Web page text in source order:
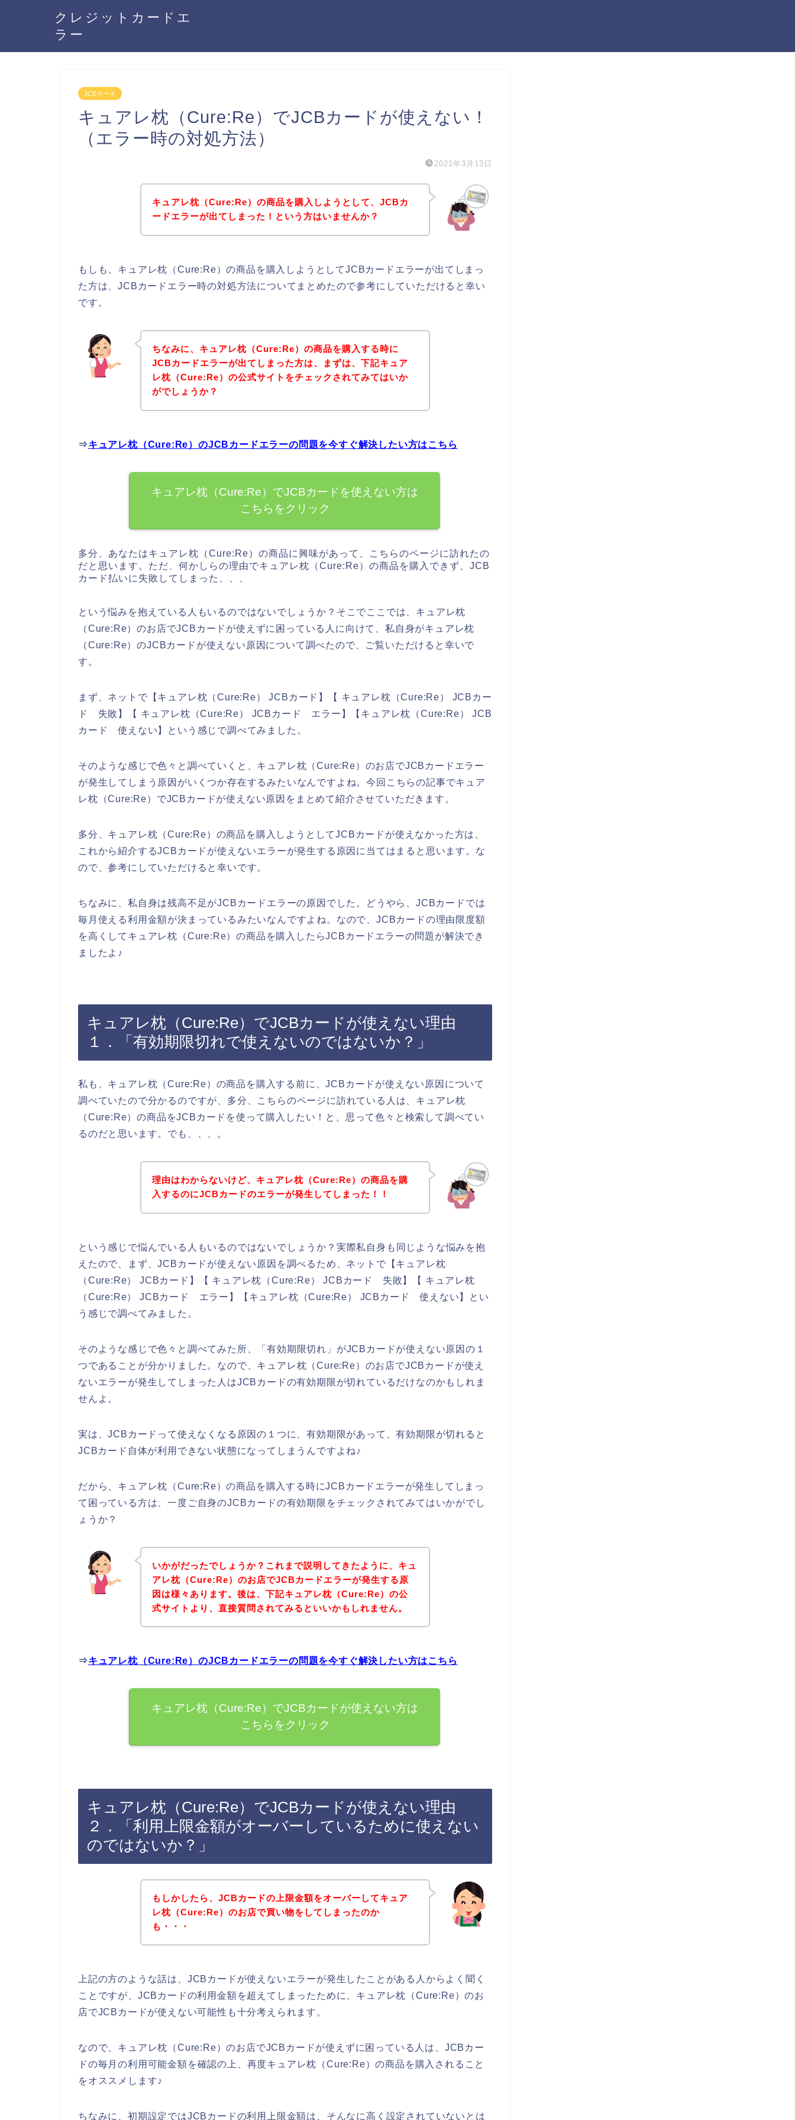
クレジットカードエ
ラー
JCBカード
キュアレ枕（Cure:Re）でJCBカードが使えない！
（エラー時の対処方法）
2021年3月13日
キュアレ枕（Cure:Re）の商品を購入しようとして、JCBカ
ードエラーが出てしまった！という方はいませんか？
もしも、キュアレ枕（Cure:Re）の商品を購入しようとしてJCBカードエラーが出てしまっ
た方は、JCBカードエラー時の対処方法についてまとめたので参考にしていただけると幸い
です。
ちなみに、キュアレ枕（Cure:Re）の商品を購入する時に
JCBカードエラーが出てしまった方は、まずは、下記キュア
レ枕（Cure:Re）の公式サイトをチェックされてみてはいか
がでしょうか？
⇒キュアレ枕（Cure:Re）のJCBカードエラーの問題を今すぐ解決したい方はこちら
キュアレ枕（Cure:Re）でJCBカードを使えない方は
こちらをクリック
多分、あなたはキュアレ枕（Cure:Re）の商品に興味があって、こちらのページに訪れたの
だと思います。ただ、何かしらの理由でキュアレ枕（Cure:Re）の商品を購入できず、JCB
カード払いに失敗してしまった、、、
という悩みを抱えている人もいるのではないでしょうか？そこでここでは、キュアレ枕
（Cure:Re）のお店でJCBカードが使えずに困っている人に向けて、私自身がキュアレ枕
（Cure:Re）のJCBカードが使えない原因について調べたので、ご覧いただけると幸いで
す。
まず、ネットで【キュアレ枕（Cure:Re） JCBカード】【 キュアレ枕（Cure:Re） JCBカー
ド 失敗】【 キュアレ枕（Cure:Re） JCBカード エラー】【キュアレ枕（Cure:Re） JCB
カード 使えない】という感じで調べてみました。
そのような感じで色々と調べていくと、キュアレ枕（Cure:Re）のお店でJCBカードエラー
が発生してしまう原因がいくつか存在するみたいなんですよね。今回こちらの記事でキュア
レ枕（Cure:Re）でJCBカードが使えない原因をまとめて紹介させていただきます。
多分、キュアレ枕（Cure:Re）の商品を購入しようとしてJCBカードが使えなかった方は、
これから紹介するJCBカードが使えないエラーが発生する原因に当てはまると思います。な
ので、参考にしていただけると幸いです。
ちなみに、私自身は残高不足がJCBカードエラーの原因でした。どうやら、JCBカードでは
毎月使える利用金額が決まっているみたいなんですよね。なので、JCBカードの理由限度額
を高くしてキュアレ枕（Cure:Re）の商品を購入したらJCBカードエラーの問題が解決でき
ましたよ♪
キュアレ枕（Cure:Re）でJCBカードが使えない理由
１．「有効期限切れで使えないのではないか？」
私も、キュアレ枕（Cure:Re）の商品を購入する前に、JCBカードが使えない原因について
調べていたので分かるのですが、多分、こちらのページに訪れている人は、キュアレ枕
（Cure:Re）の商品をJCBカードを使って購入したい！と、思って色々と検索して調べてい
るのだと思います。でも、、、。
理由はわからないけど、キュアレ枕（Cure:Re）の商品を購
入するのにJCBカードのエラーが発生してしまった！！
という感じで悩んでいる人もいるのではないでしょうか？実際私自身も同じような悩みを抱
えたので、まず、JCBカードが使えない原因を調べるため、ネットで【キュアレ枕
（Cure:Re） JCBカード】【 キュアレ枕（Cure:Re） JCBカード 失敗】【 キュアレ枕
（Cure:Re） JCBカード エラー】【キュアレ枕（Cure:Re） JCBカード 使えない】とい
う感じで調べてみました。
そのような感じで色々と調べてみた所、「有効期限切れ」がJCBカードが使えない原因の１
つであることが分かりました。なので、キュアレ枕（Cure:Re）のお店でJCBカードが使え
ないエラーが発生してしまった人はJCBカードの有効期限が切れているだけなのかもしれま
せんよ。
実は、JCBカードって使えなくなる原因の１つに、有効期限があって、有効期限が切れると
JCBカード自体が利用できない状態になってしまうんですよね♪
だから、キュアレ枕（Cure:Re）の商品を購入する時にJCBカードエラーが発生してしまっ
て困っている方は、一度ご自身のJCBカードの有効期限をチェックされてみてはいかがでし
ょうか？
いかがだったでしょうか？これまで説明してきたように、キュ
アレ枕（Cure:Re）のお店でJCBカードエラーが発生する原
因は様々あります。後は、下記キュアレ枕（Cure:Re）の公
式サイトより、直接質問されてみるといいかもしれません。
⇒キュアレ枕（Cure:Re）のJCBカードエラーの問題を今すぐ解決したい方はこちら
キュアレ枕（Cure:Re）でJCBカードが使えない方は
こちらをクリック
キュアレ枕（Cure:Re）でJCBカードが使えない理由
２．「利用上限金額がオーバーしているために使えない
のではないか？」
もしかしたら、JCBカードの上限金額をオーバーしてキュア
レ枕（Cure:Re）のお店で買い物をしてしまったのか
も・・・
上記の方のような話は、JCBカードが使えないエラーが発生したことがある人からよく聞く
ことですが、JCBカードの利用金額を超えてしまったために、キュアレ枕（Cure:Re）のお
店でJCBカードが使えない可能性も十分考えられます。
なので、キュアレ枕（Cure:Re）のお店でJCBカードが使えずに困っている人は、JCBカー
ドの毎月の利用可能金額を確認の上、再度キュアレ枕（Cure:Re）の商品を購入されること
をオススメします♪
ちなみに、初期設定ではJCBカードの利用上限金額は、そんなに高く設定されていないとは